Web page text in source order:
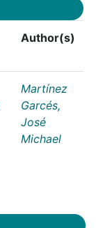
Author(s)
Martínez
Garcés,
José
Michael